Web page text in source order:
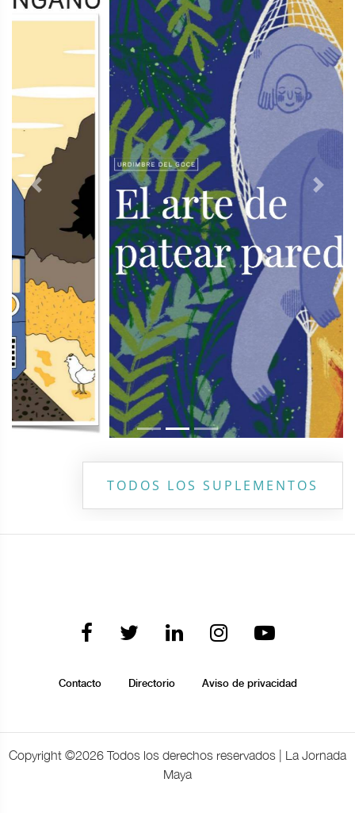
Previous Next
TODOS LOS SUPLEMENTOS
Contacto Directorio Aviso de privacidad
Copyright ©2026 Todos los derechos reservados | La Jornada
Maya